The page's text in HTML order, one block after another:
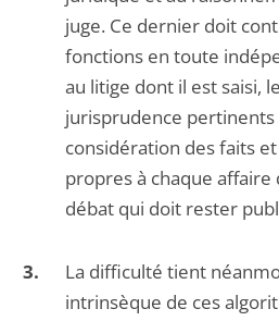
juge. Ce dernier doit
fonctions en toute
au litige dont il est saisi,
jurisprudence
considération des faits
propres à chaque affaire
débat qui doit rester
La difficulté tient
intrinsèque de ces